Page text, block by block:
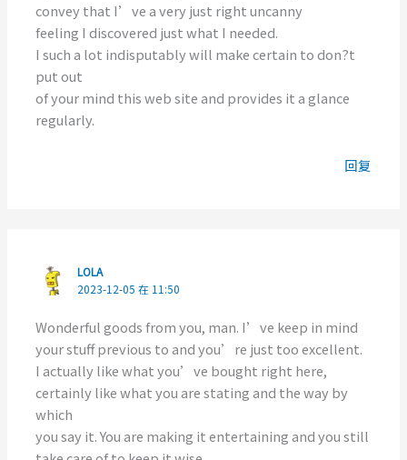
convey that I’ve a very just right uncanny
feeling I discovered just what I needed.
I such a lot indisputably will make certain to don?t
put out
of your mind this web site and provides it a glance
regularly.
回复
LOLA
2023-12-05 在 11:50
Wonderful goods from you, man. I’ve keep in mind
your stuff previous to and you’re just too excellent.
I actually like what you’ve bought right here,
certainly like what you are stating and the way by
which
you say it. You are making it entertaining and you still